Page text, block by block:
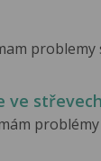
ve střevech